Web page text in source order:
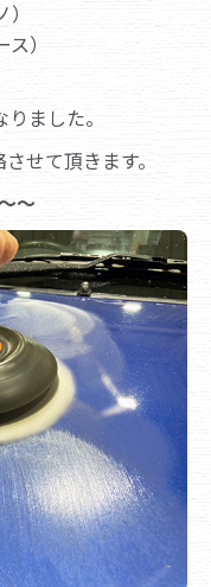
）
ました。
せて頂きます。
～